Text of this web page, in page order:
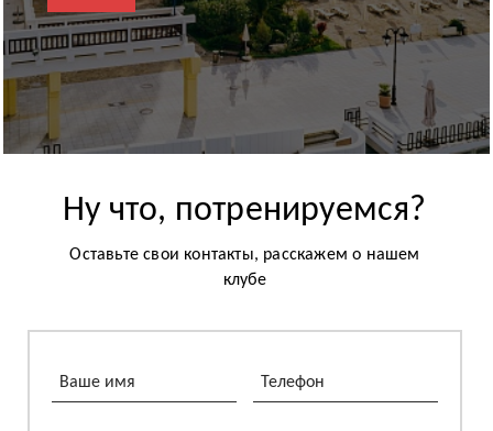
Ну что, потренируемся?
Оставьте свои контакты, расскажем о нашем
клубе